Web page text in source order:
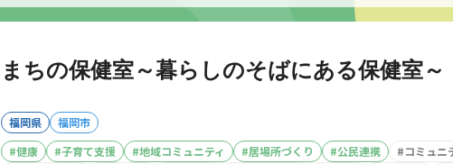
まちの保健室～暮らしのそばにある保健室～
福岡県
福岡市
#健康 #子育て支援 #地域コミュニティ #居場所づくり #公民連携 #コミュニ